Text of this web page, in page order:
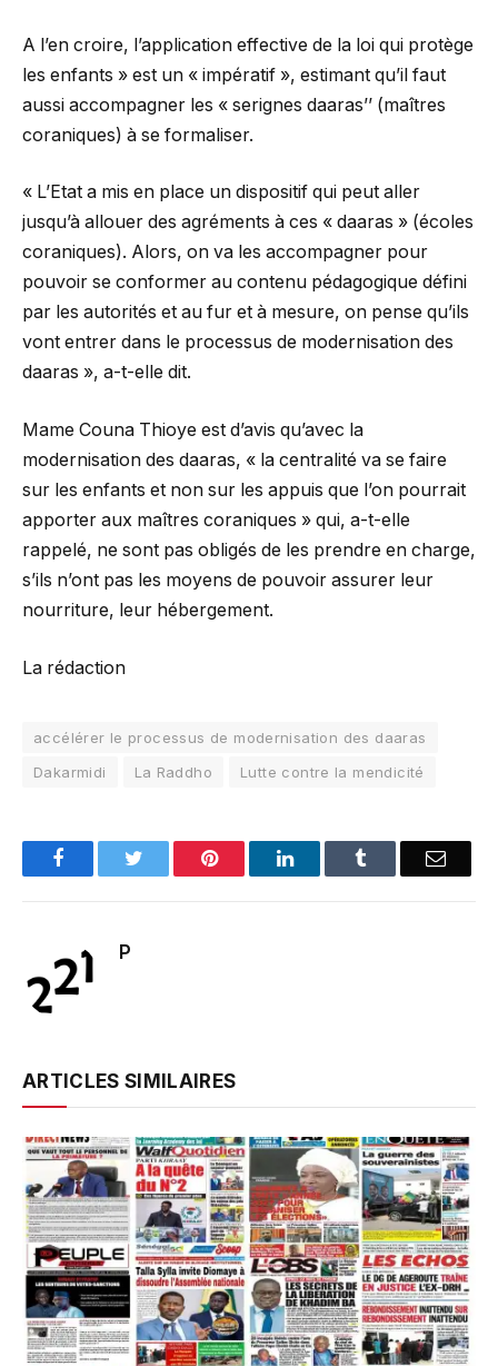
A l’en croire, l’application effective de la loi qui protège
les enfants » est un « impératif », estimant qu’il faut
aussi accompagner les « serignes daaras’’ (maîtres
coraniques) à se formaliser.
« L’Etat a mis en place un dispositif qui peut aller
jusqu’à allouer des agréments à ces « daaras » (écoles
coraniques). Alors, on va les accompagner pour
pouvoir se conformer au contenu pédagogique défini
par les autorités et au fur et à mesure, on pense qu’ils
vont entrer dans le processus de modernisation des
daaras », a-t-elle dit.
Mame Couna Thioye est d’avis qu’avec la
modernisation des daaras, « la centralité va se faire
sur les enfants et non sur les appuis que l’on pourrait
apporter aux maîtres coraniques » qui, a-t-elle
rappelé, ne sont pas obligés de les prendre en charge,
s’ils n’ont pas les moyens de pouvoir assurer leur
nourriture, leur hébergement.
La rédaction
accélérer le processus de modernisation des daaras
Dakarmidi
La Raddho Lutte contre la mendicité
FacebookTwitter Pinterest LinkedInTumblr Email
P
ARTICLES SIMILAIRES